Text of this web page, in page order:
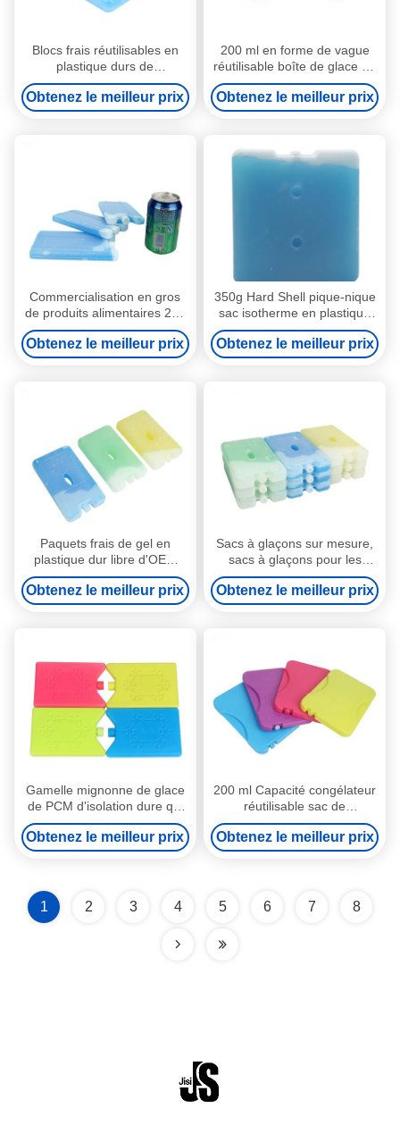
Blocs frais réutilisables en
plastique durs de
congélateur de sac de FDA
pour la nourriture congelée
Obtenez le meilleur prix
200 ml en forme de vague
réutilisable boîte de glace en
gel de couleur alimentaire
pour enfants sacs de
déjeuner pour les aliments
Obtenez le meilleur prix
Commercialisation en gros
de produits alimentaires 200
g blocs de glace en gel à
coquille dure pour déjeuner
boîte pour aliments congelés
Obtenez le meilleur prix
350g Hard Shell pique-nique
sac isotherme en plastique
blocs de glace congélateur
briques de glace
Obtenez le meilleur prix
Paquets frais de gel en
plastique dur libre d'OEM
220ml Bpa adaptés et
vessies de glace fraîches
Obtenez le meilleur prix
Sacs à glaçons sur mesure,
sacs à glaçons pour les
enfants, sacs de déjeuner
pour les aliments surgelés.
Obtenez le meilleur prix
Gamelle mignonne de glace
de PCM d'isolation dure qui
respecte l'environnement
pour conserver la nourriture
se refroidir et frais
Obtenez le meilleur prix
200 ml Capacité congélateur
réutilisable sac de
refroidissement sacs de
glace Bpa Grade alimentaire
gratuit Certificats SGS
Obtenez le meilleur prix
1 2 3 4 5 6 7 8